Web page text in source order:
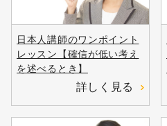
日本人講師のワンポイント
レッスン【確信が低い考え
を述べるとき】
詳しく見る